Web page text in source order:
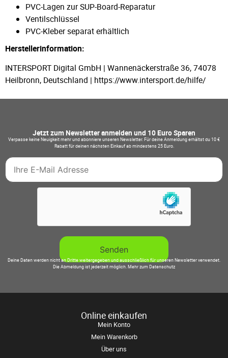
PVC-Lagen zur SUP-Board-Reparatur
Ventilschlüssel
PVC-Kleber separat erhältlich
Herstellerinformation:
INTERSPORT Digital GmbH | Wannenäckerstraße 36, 74078
Heilbronn, Deutschland | https://www.intersport.de/hilfe/
Jetzt zum Newsletter anmelden und 10 Euro Sparen
Verpasse keine Neuigkeit mehr und abonniere unseren Newsletter. Für deine Anmeldung erhältst du 10 €
Rabatt für deinen nächsten Einkauf ab mindestens 25 Euro.
Deine Daten werden nicht an Dritte weitergegeben und ausschließlich für unseren Newsletter verwendet.
Die Abmeldung ist jederzeit möglich.Mehr zum Datenschutz
Online einkaufen
Mein Konto
Mein Warenkorb
Über uns